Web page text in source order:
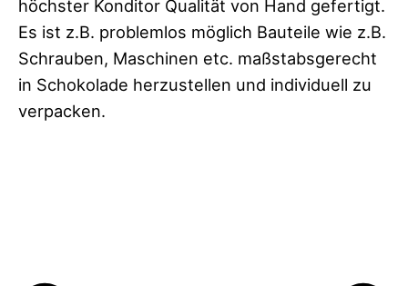
höchster Konditor Qualität von Hand gefertigt.
Es ist z.B. problemlos möglich Bauteile wie z.B.
Schrauben, Maschinen etc. maßstabsgerecht
in Schokolade herzustellen und individuell zu
verpacken.